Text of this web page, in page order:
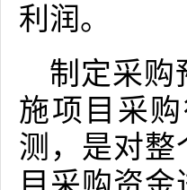
利润。
制定采购
施项目采
测，是对整